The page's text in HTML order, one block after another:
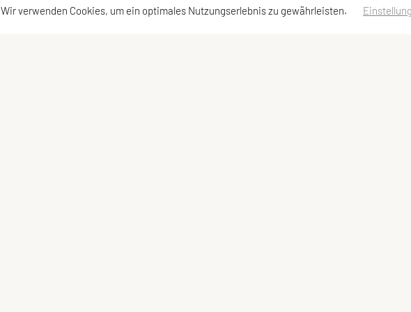
Wir verwenden Cookies, um ein optimales Nutzungserlebnis zu gewährleisten.